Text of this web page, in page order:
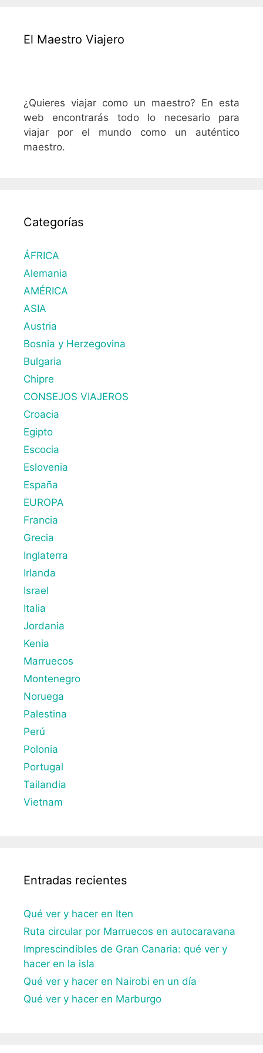
El Maestro Viajero
¿Quieres viajar como un maestro? En esta
web encontrarás todo lo necesario para
viajar por el mundo como un auténtico
maestro.
Categorías
ÁFRICA
Alemania
AMÉRICA
ASIA
Austria
Bosnia y Herzegovina
Bulgaria
Chipre
CONSEJOS VIAJEROS
Croacia
Egipto
Escocia
Eslovenia
España
EUROPA
Francia
Grecia
Inglaterra
Irlanda
Israel
Italia
Jordania
Kenia
Marruecos
Montenegro
Noruega
Palestina
Perú
Polonia
Portugal
Tailandia
Vietnam
Entradas recientes
Qué ver y hacer en Iten
Ruta circular por Marruecos en autocaravana
Imprescindibles de Gran Canaria: qué ver y
hacer en la isla
Qué ver y hacer en Nairobi en un día
Qué ver y hacer en Marburgo